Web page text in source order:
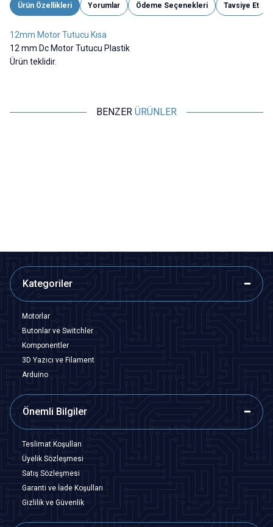
Ürün Özellikleri Yorumlar Ödeme Seçenekleri Tavsiye Et
12mm Motor Tutucu Kısa
12 mm Dc Motor Tutucu Plastik
Ürün teklidir.
BENZER ÜRÜNLER
Kategoriler
Motorlar
Butonlar ve Switchler
Komponentler
3D Yazıcı ve Filament
Arduino
Önemli Bilgiler
Teslimat Koşulları
Üyelik Sözleşmesi
Satış Sözleşmesi
Garanti ve İade Koşulları
Gizlilik ve Güvenlik